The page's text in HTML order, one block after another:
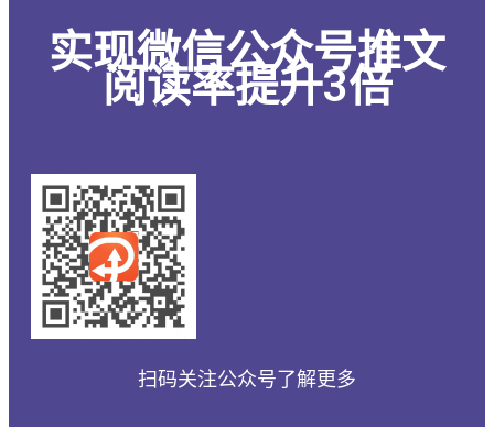
实现微信公众号推文
阅读率提升3倍
扫码关注公众号了解更多